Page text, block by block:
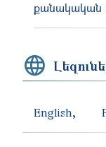
քանակական
English